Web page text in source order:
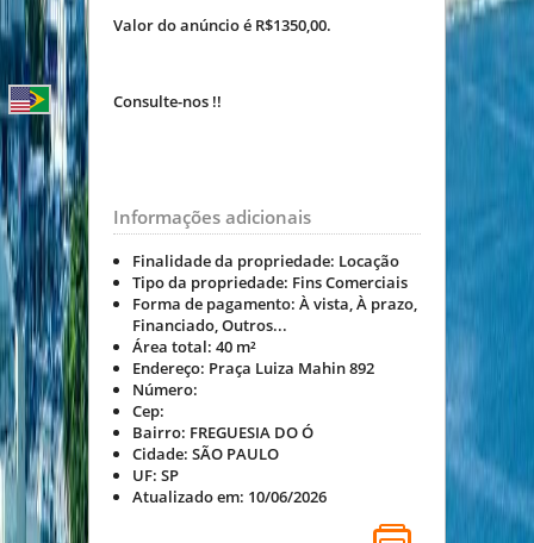
Valor do anúncio é R$1350,00.
Consulte-nos !!
Informações adicionais
Finalidade da propriedade: Locação
Tipo da propriedade: Fins Comerciais
Forma de pagamento: À vista, À prazo,
Financiado, Outros...
Área total: 40 m²
Endereço: Praça Luiza Mahin 892
Número:
Cep:
Bairro: FREGUESIA DO Ó
Cidade: SÃO PAULO
UF: SP
Atualizado em: 10/06/2026